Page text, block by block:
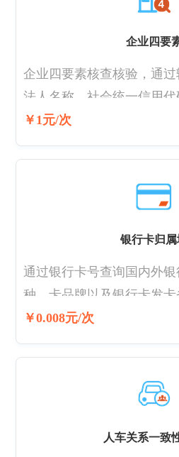
企业四要
企业四要素核查核验，通过
法人名称、社会统一信用
号，验证四要素是否一致，
实、完整。
￥1元/次
银行卡归属
通过银行卡号查询国内外
种、卡品牌以及银行卡发卡
借记卡和部分贷记卡的发卡
卡是农村信用社，归属地
￥0.008元/次
人车关系一致